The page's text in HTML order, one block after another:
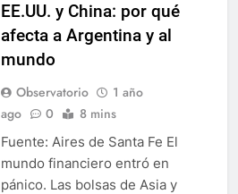
EE.UU. y China: por qué
afecta a Argentina y al
mundo
Observatorio
1 año
ago
0 8 mins
Fuente: Aires de Santa Fe El
mundo financiero entró en
pánico. Las bolsas de Asia y